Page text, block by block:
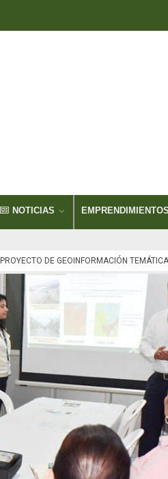
NOTICIAS EMPRENDIMIENTOS
DE GEOINFORMACIÓN